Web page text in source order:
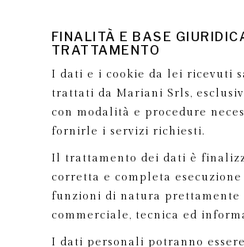
FINALITÀ E BASE
TRATTAMENTO
I dati e i cookie da lei ricevuti
trattati da Mariani Srls,
con modalità e procedure
fornirle i servizi richiesti.
Il trattamento dei dati è
corretta e completa
funzioni di natura prettamente
commerciale, tecnica ed
I dati personali potranno